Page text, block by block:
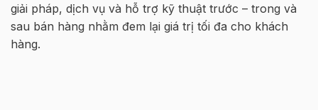
Hà
Nội
giải pháp, dịch vụ và hỗ trợ kỹ thuật trước – trong và
sau bán hàng nhằm đem lại giá trị tối đa cho khách
hàng.